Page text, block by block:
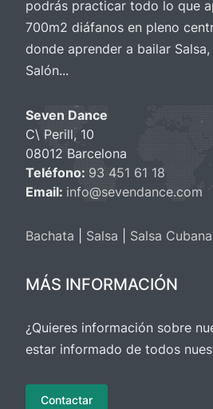
podrás practicar todo lo que
700m2 diáfanos en pleno
donde aprender a bailar
Salón...
Seven Dance
C\ Perill, 10
08012 Barcelona
Teléfono: 93 451 61 18
Email: info@sevendance.com
Bachata Salsa Salsa Cubana
MÁS INFORMACIÓN
¿Quieres información sobre
estar informado de todos
Contactar